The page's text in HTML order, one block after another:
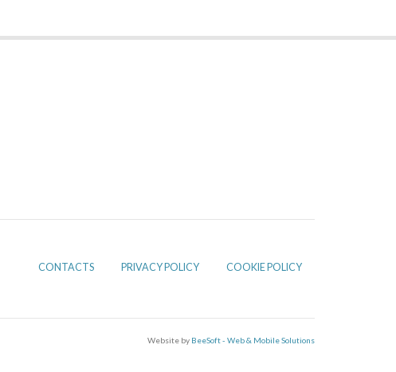
CONTACTS PRIVACY POLICY COOKIE POLICY
Website by BeeSoft - Web & Mobile Solutions